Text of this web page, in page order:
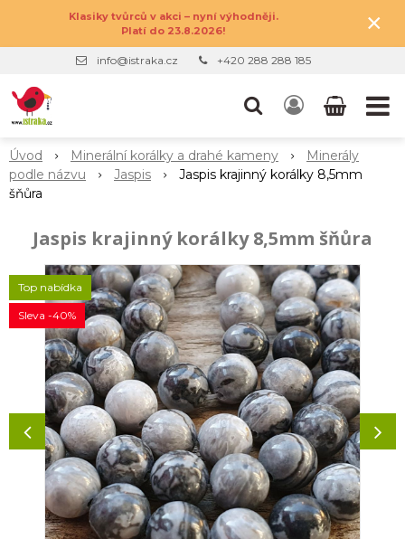
Klasiky tvůrců v akci – nyní výhodněji.
Platí do 23.8.2026!
×
info@istraka.cz +420 288 288 185
Úvod Minerální korálky a drahé kameny
Minerály
podle názvu
Jaspis
Jaspis krajinný korálky 8,5mm
šňůra
Jaspis krajinný korálky 8,5mm šňůra
Top nabídka
Sleva -40%